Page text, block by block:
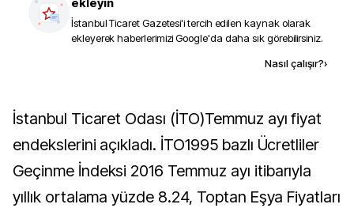
İstanbul Ticaret Gazetesi'i tercih edilen kaynak olarak
ekleyerek haberlerimizi Google'da daha sık görebilirsiniz.
Nasıl çalışır?›
İstanbul Ticaret Odası (İTO)Temmuz ayı fiyat
endekslerini açıkladı. İTO1995 bazlı Ücretliler
Geçinme İndeksi 2016 Temmuz ayı itibarıyla
yıllık ortalama yüzde 8.24, Toptan Eşya Fiyatları